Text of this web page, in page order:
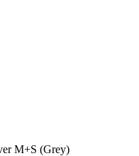
M+S (Grey)